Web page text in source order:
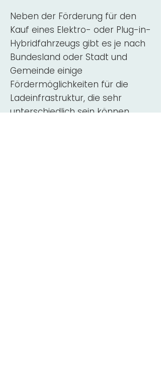
Neben der Förderung für den
Kauf eines Elektro- oder Plug-in-
Hybridfahrzeugs gibt es je nach
Bundesland oder Stadt und
Gemeinde einige
Fördermöglichkeiten für die
Ladeinfrastruktur, die sehr
unterschiedlich sein können.